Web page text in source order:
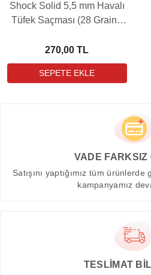
Shock Solid 5,5 mm Havalı
Tüfek Saçması (28 Grain -
270,00 TL
VADE FARKSIZ
Satışını yaptığımız tüm
kampanyamız
TESLİMAT